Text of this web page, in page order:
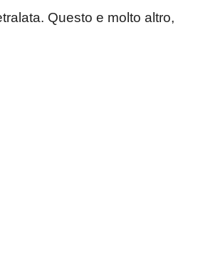
Questo e molto altro,